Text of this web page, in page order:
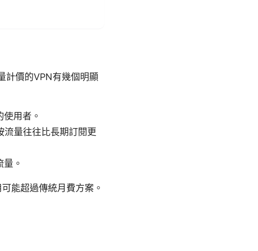
計價的VPN有幾個明顯
用者。
流量往往比長期訂閱更
。
能超過傳統月費方案。